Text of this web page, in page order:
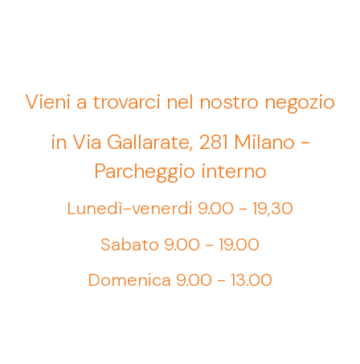
Vieni a trovarci nel nostro negozio
in Via Gallarate, 281 Milano -
Parcheggio interno
Lunedì-venerdi 9.00 - 19,30
Sabato 9.00 - 19.00
Domenica 9.00 - 13.00